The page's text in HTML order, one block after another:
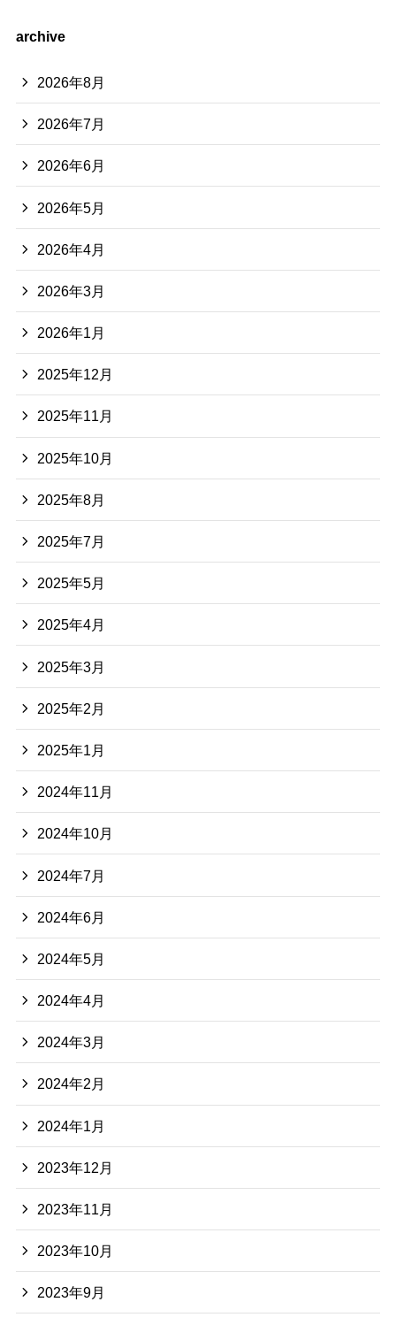
archive
2026年8月
2026年7月
2026年6月
2026年5月
2026年4月
2026年3月
2026年1月
2025年12月
2025年11月
2025年10月
2025年8月
2025年7月
2025年5月
2025年4月
2025年3月
2025年2月
2025年1月
2024年11月
2024年10月
2024年7月
2024年6月
2024年5月
2024年4月
2024年3月
2024年2月
2024年1月
2023年12月
2023年11月
2023年10月
2023年9月